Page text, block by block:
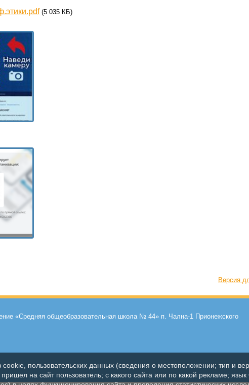
(5 035 КБ)
Версия
«Средняя общеобразовательная школа № 44» п. Чална-1 Прионежского
пользовательских данных (сведения о местоположении; тип и
на сайт пользователь; с какого сайта или по какой рекламе;